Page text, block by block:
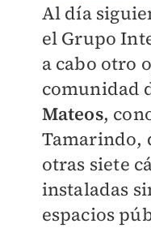
Al día
el Grupo
a cabo otro
comunidad
Mateos,
Tamarindo,
otras siete
instaladas
espacios